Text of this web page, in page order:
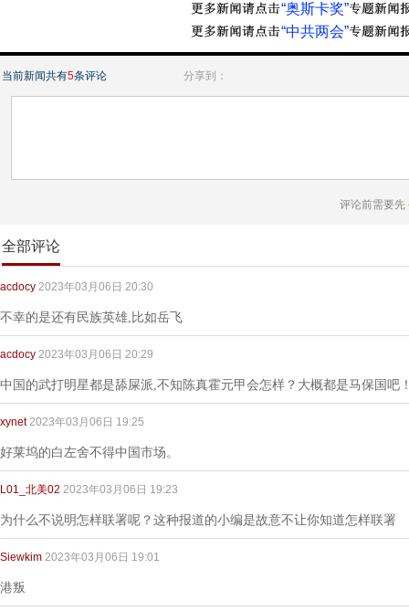
“奥斯卡奖”
“中共两会”
当前新闻共有5条评论 分享到：
评论前需要先
全部评论
acdocy 2023年03月06日 20:30
不幸的是还有民族英雄,比如岳飞
acdocy 2023年03月06日 20:29
中国的武打明星都是舔屎派,不知陈真霍元甲会怎样？大概都是马保国吧
xynet 2023年03月06日 19:25
好莱坞的白左舍不得中国市场。
L01_北美02 2023年03月06日 19:23
为什么不说明怎样联署呢？这种报道的小编是故意不让你知道怎样联署
Siewkim 2023年03月06日 19:01
港叛